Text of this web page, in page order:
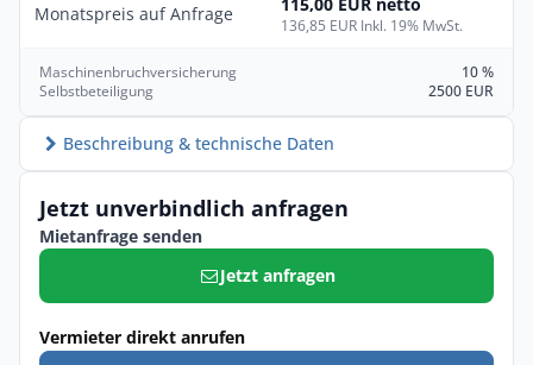
Monatspreis auf Anfrage
136,85 EUR Inkl. 19% MwSt.
Maschinenbruchversicherung
10 %
Selbstbeteiligung
2500 EUR
Beschreibung & technische Daten
Jetzt unverbindlich anfragen
Mietanfrage senden
Jetzt anfragen
Vermieter direkt anrufen